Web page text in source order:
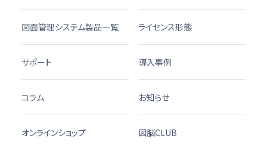
図面管理システム製品一覧 ライセンス形態
サポート 導入事例
コラム お知らせ
オンラインショップ 図脳CLUB